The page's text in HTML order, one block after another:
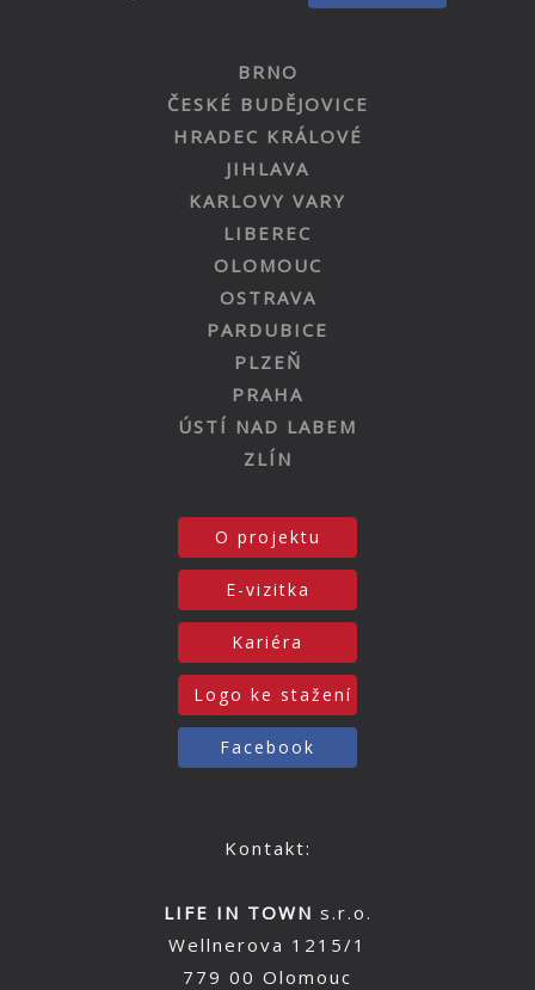
BRNO
ČESKÉ BUDĚJOVICE
HRADEC KRÁLOVÉ
JIHLAVA
KARLOVY VARY
LIBEREC
OLOMOUC
OSTRAVA
PARDUBICE
PLZEŇ
PRAHA
ÚSTÍ NAD LABEM
ZLÍN
O projektu
E-vizitka
Kariéra
Logo ke stažení
Facebook
Kontakt:
LIFE IN TOWN s.r.o.
Wellnerova 1215/1
779 00 Olomouc